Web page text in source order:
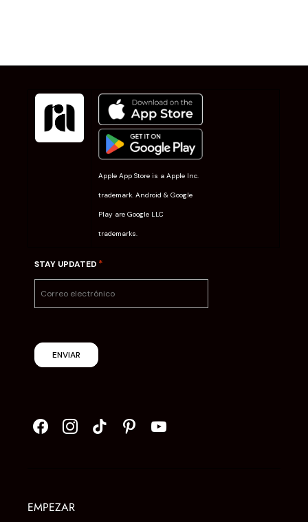
Apple App Store is a Apple Inc.
trademark. Android & Google
Play are Google LLC
trademarks.
STAY UPDATED *
ENVIAR
EMPEZAR